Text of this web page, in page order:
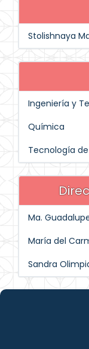
Stolishnaya
Ingeniería y
Química
Tecnología
Ma.
María del
Sandra